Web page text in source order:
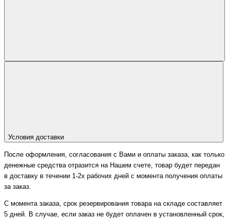
Условия доставки
После оформления, согласования с Вами и оплаты заказа, как только
денежные средства отразится на Нашем счете, товар будет передан
в доставку в течении 1-2х рабочих дней с момента получения оплаты
за заказ.
С момента заказа, срок резервирования товара на складе составляет
5 дней. В случае, если заказ не будет оплачен в установленный срок,